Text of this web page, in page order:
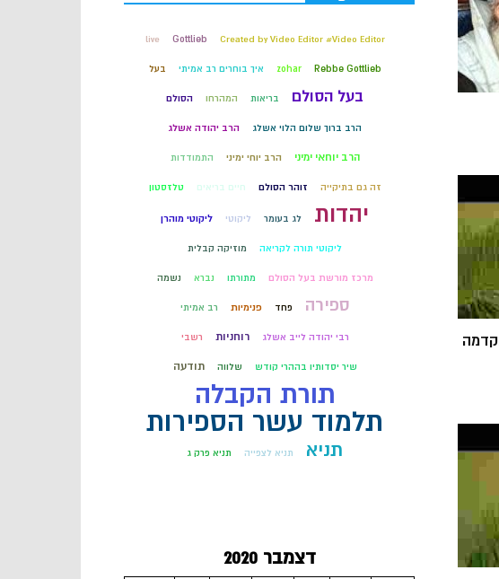
Created by Video Editor #Video Editor
Gottlieb
live
Rebbe Gottlieb
zohar איך בוחרים רב אמיתי בעל
בעל הסולם בריאות המהרחו הסולם
הרב ברוך שלום הלוי אשלג הרב יהודה אשלג
הרב יוחאי ימיני הרב יוחי ימיני התמודדות
זה גם בתיקייה זוהר הסולם חיים בריאים טלזסטון
יהדות לג בעומר ליקוטי ליקוטי מוהרן
ליקוטי תורה לקריאה מוזיקה קבלית
מרכז מורשת בעל הסולם מתורתו נברא נשמה
ספירה פחד פנימיות רב אמיתי
רבי יהודה לייב אשלג רוחניות רשבי
שיר יסדותיו בההרי קודש שלווה תודעה
תורת הקבלה
תלמוד עשר הספירות
תניא תניא לצפייה תניא פרק ג
דצמבר 2020